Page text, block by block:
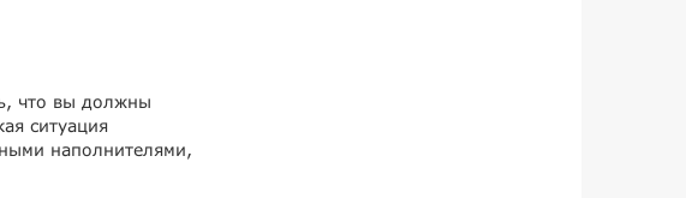
что вы должны
ситуация
наполнителями,